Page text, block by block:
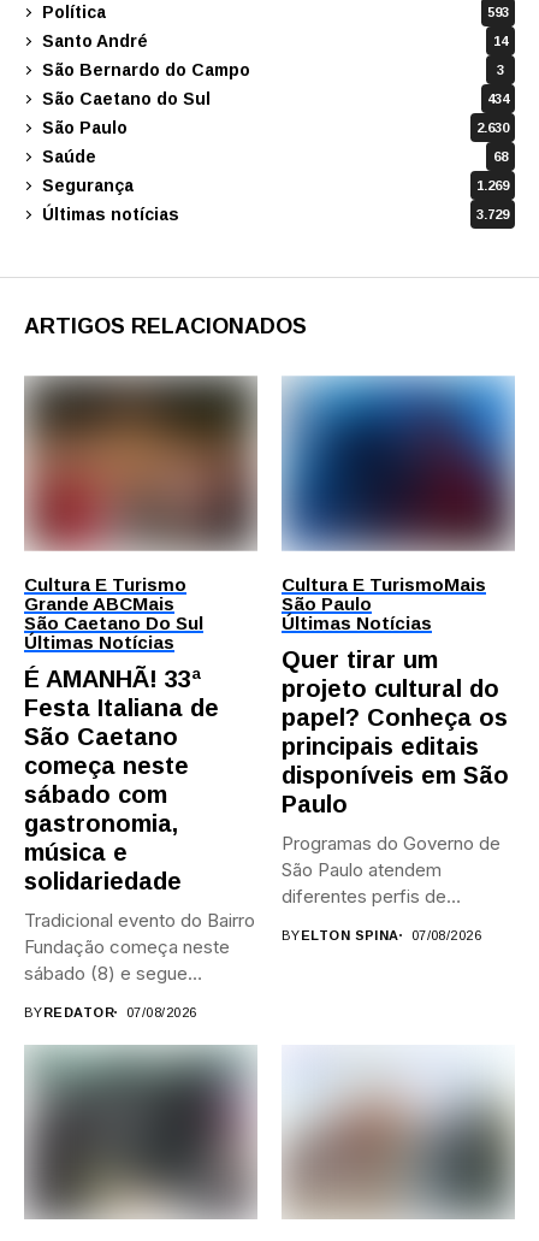
Política 593
Santo André 14
São Bernardo do Campo 3
São Caetano do Sul 434
São Paulo 2.630
Saúde 68
Segurança 1.269
Últimas notícias 3.729
ARTIGOS RELACIONADOS
Cultura E Turismo
Grande ABCMais
São Caetano Do Sul
Últimas Notícias
É AMANHÃ! 33ª
Festa Italiana de
São Caetano
começa neste
sábado com
gastronomia,
música e
solidariedade
Tradicional evento do Bairro
Fundação começa neste
sábado (8) e segue
BYREDATOR 07/08/2026
Cultura E TurismoMais
São Paulo
Últimas Notícias
Quer tirar um
projeto cultural do
papel? Conheça os
principais editais
disponíveis em São
Paulo
Programas do Governo de
São Paulo atendem
diferentes perfis de
BYELTON SPINA 07/08/2026